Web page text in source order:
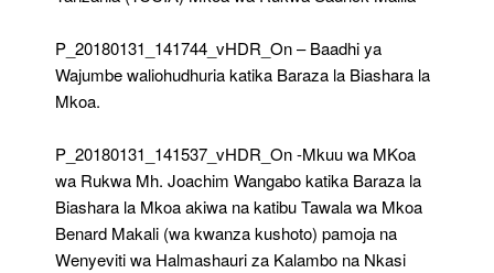
P_20180131_141744_vHDR_On – Baadhi ya
Wajumbe waliohudhuria katika Baraza la Biashara la
Mkoa.
P_20180131_141537_vHDR_On -Mkuu wa MKoa
wa Rukwa Mh. Joachim Wangabo katika Baraza la
Biashara la Mkoa akiwa na katibu Tawala wa Mkoa
Benard Makali (wa kwanza kushoto) pamoja na
Wenyeviti wa Halmashauri za Kalambo na Nkasi